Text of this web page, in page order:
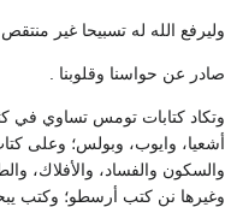
وليرفع الله له تسبيحا غير منتقص
صادر عن حواسنا وقلوبنا .
وتكاد كتابات تومس تساوي في
أشعيا، وايوب، وبولس؛ وعلى
والسكون والفساد، والأفلاك،
وغيرها نن كتب أرسطو؛ وكتب